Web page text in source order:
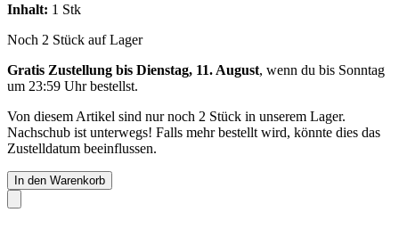
Inhalt: 1 Stk
Noch 2 Stück auf Lager
Gratis Zustellung bis Dienstag, 11. August, wenn du bis Sonntag
um 23:59 Uhrbestellst.
Von diesem Artikel sind nur noch 2 Stück in unserem Lager.
Nachschub ist unterwegs! Falls mehr bestellt wird, könnte dies das
Zustelldatum beeinflussen.
In den Warenkorb